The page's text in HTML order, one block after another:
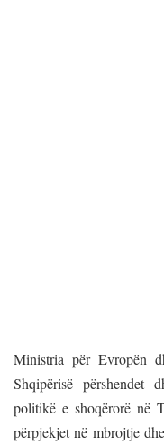
Ministria për Evropën
Shqipërisë përshendet
politikë e shoqërorë në
përpjekjet në mbrojtje